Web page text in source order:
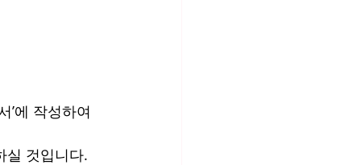
’에 작성하여
실 것입니다.